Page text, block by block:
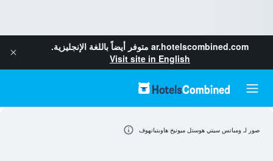
ar.hotelscombined.com متوفر أيضاً باللغة الإنجليزية.
Visit site in English
صور لـ ومباتس سيتي هوستل ميونيخ هاوبتبانهوف